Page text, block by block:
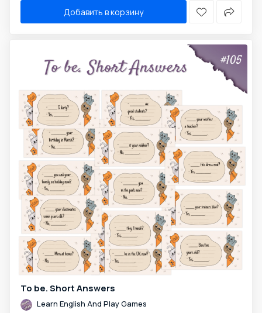
Добавить в корзину
To be. Short Answers
Learn English And Play Games